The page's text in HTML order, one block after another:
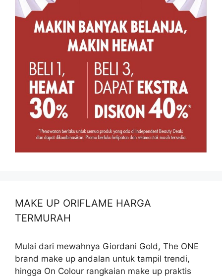
MAKE UP ORIFLAME HARGA
TERMURAH
Mulai dari mewahnya Giordani Gold, The ONE
brand make up andalan untuk tampil trendi,
hingga On Colour rangkaian make up praktis